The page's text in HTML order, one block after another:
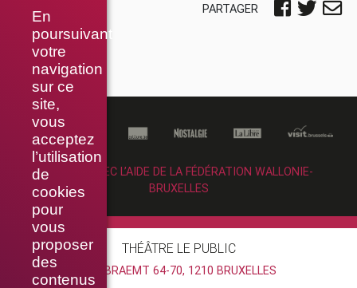
En
poursuivant
votre
navigation
sur ce
site,
vous
acceptez
l’utilisation
de
cookies
pour
vous
proposer
des
contenus
PARTAGER
RÉALISÉ AVEC L’AIDE DE LA FÉDÉRATION WALLONIE-
BRUXELLES
THÉÂTRE LE PUBLIC
RUE BRAEMT 64-70, 1210 BRUXELLES